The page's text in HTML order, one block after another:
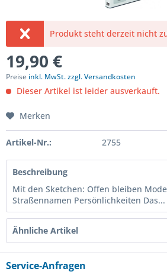
Produkt steht derzeit nicht
19,90 €
Preise inkl. MwSt. zzgl. Versandkosten
Dieser Artikel ist leider ausverkauft.
Merken
Artikel-Nr.: 2755
Beschreibung
Mit den Sketchen: Offen bleiben
Straßennamen Persönlichkeiten Das...
Ähnliche Artikel
Service-Anfragen